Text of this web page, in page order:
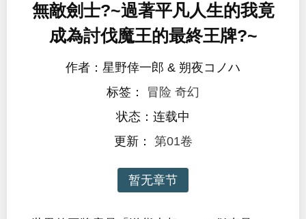
無敵劍士?~過著平凡人生的我竟
成為討伐魔王的最終王牌?~
作者：星野倖一郎 & 朔夜コノハ
标签： 冒险 奇幻
状态：连载中
更新： 第01卷
暂无章节